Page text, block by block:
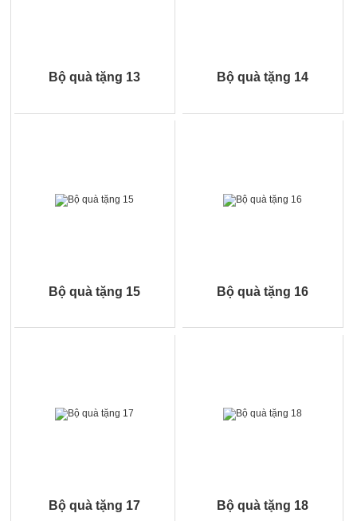
Bộ quà tặng 13 Bộ quà tặng 14
Bộ quà tặng 15 Bộ quà tặng 16
Bộ quà tặng 17 Bộ quà tặng 18